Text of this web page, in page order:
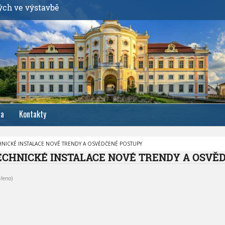
ve výstavbě
Kontakty
INSTALACE NOVÉ TRENDY A OSVĚDČENÉ POSTUPY
INSTALACE NOVÉ TRENDY A